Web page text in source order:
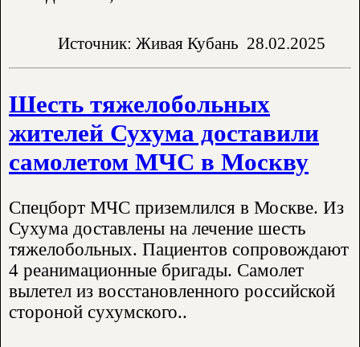
Источник: Живая Кубань 28.02.2025
Шесть тяжелобольных
жителей Сухума доставили
самолетом МЧС в Москву
Спецборт МЧС приземлился в Москве. Из
Сухума доставлены на лечение шесть
тяжелобольных. Пациентов сопровождают
4 реанимационные бригады. Самолет
вылетел из восстановленного российской
стороной сухумского..